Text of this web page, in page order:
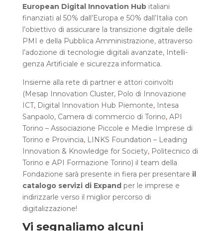
European Digital Innovation Hubitaliani
finanziati al 50% dall’Europa e 50% dall’Italia con
l’obiettivo di assi­cu­ra­re la tran­si­zio­ne digi­ta­le delle
PMI e della Pub­bli­ca Ammi­ni­stra­zio­ne, attra­ver­so
l’a­do­zio­ne di tec­no­lo­gie digi­ta­li avan­za­te, Intel­li­
gen­za Arti­fi­cia­le e sicu­rez­za infor­ma­ti­ca.
Insie­me alla rete di part­ner e atto­ri coin­vol­ti
(Mesap Innovation Cluster, Polo di Innovazione
ICT,Digital Innovation Hub Piemonte,Intesa
Sanpaolo, Camera di commercio di Torino,API
Torino – Associazione Piccole e Medie Imprese di
Torino e Provincia,LINKS Foundation – Leading
Innovation & Knowledge for Society,Politecnico di
Torino e API Formazione Torino) il team della
Fondazione sarà presente in fie­ra per presentare il
catalogo servizi di Expandper le imprese e
indirizzarle verso il miglior percorso di
digitalizzazione!
Vi segnaliamo alcuni